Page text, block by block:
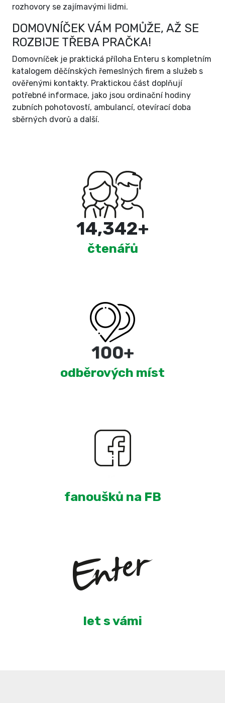
rozhovory se zajímavými lidmi.
DOMOVNÍČEK VÁM POMŮŽE, AŽ SE
ROZBIJE TŘEBA PRAČKA!
Domovníček je praktická příloha Enteru s kompletním
katalogem děčínských řemeslných firem a služeb s
ověřenými kontakty. Praktickou část doplňují
potřebné informace, jako jsou ordinační hodiny
zubních pohotovostí, ambulancí, otevírací doba
sběrných dvorů a další.
15,000+
čtenářů
180+
odběrových míst
fanoušků na FB
let s vámi